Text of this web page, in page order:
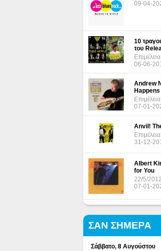
09-04-
10
του
06-06-
Andrew
07-01-
Anvil!
31-12-
Albert
for You
22/5/2012
07-01-
ΣΑΝ ΣΗΜΕΡΑ
Σάββατο, 8 Αυγούστου